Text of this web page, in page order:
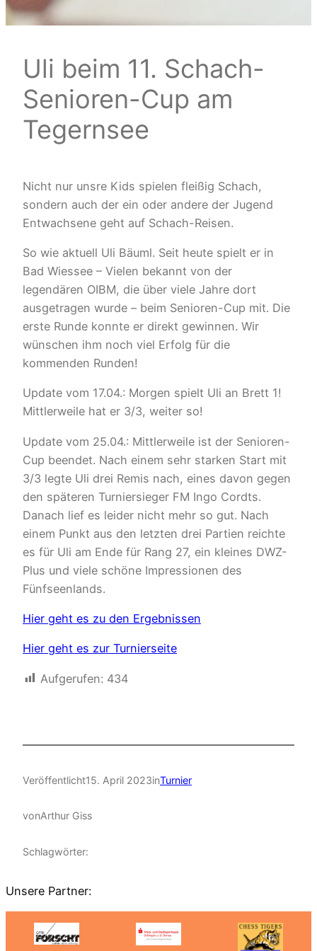
Uli beim 11. Schach-
Senioren-Cup am
Tegernsee
Nicht nur unsre Kids spielen fleißig Schach,
sondern auch der ein oder andere der Jugend
Entwachsene geht auf Schach-Reisen.
So wie aktuell Uli Bäuml. Seit heute spielt er in
Bad Wiessee – Vielen bekannt von der
legendären OIBM, die über viele Jahre dort
ausgetragen wurde – beim Senioren-Cup mit. Die
erste Runde konnte er direkt gewinnen. Wir
wünschen ihm noch viel Erfolg für die
kommenden Runden!
Update vom 17.04.: Morgen spielt Uli an Brett 1!
Mittlerweile hat er 3/3, weiter so!
Update vom 25.04.: Mittlerweile ist der Senioren-
Cup beendet. Nach einem sehr starken Start mit
3/3 legte Uli drei Remis nach, eines davon gegen
den späteren Turniersieger FM Ingo Cordts.
Danach lief es leider nicht mehr so gut. Nach
einem Punkt aus den letzten drei Partien reichte
es für Uli am Ende für Rang 27, ein kleines DWZ-
Plus und viele schöne Impressionen des
Fünfseenlands.
Hier geht es zu den Ergebnissen
Hier geht es zur Turnierseite
Aufgerufen: 434
Veröffentlicht15. April 2023inTurnier
vonArthur Giss
Schlagwörter:
Unsere Partner: